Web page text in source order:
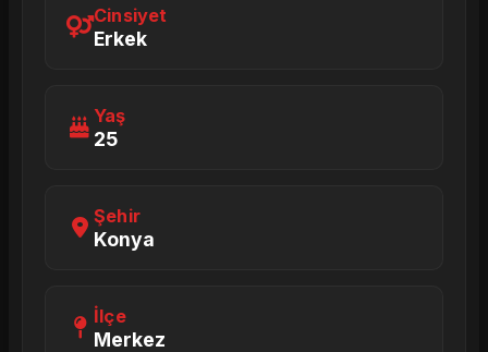
Cinsiyet
Erkek
Yaş
25
Şehir
Konya
İlçe
Merkez